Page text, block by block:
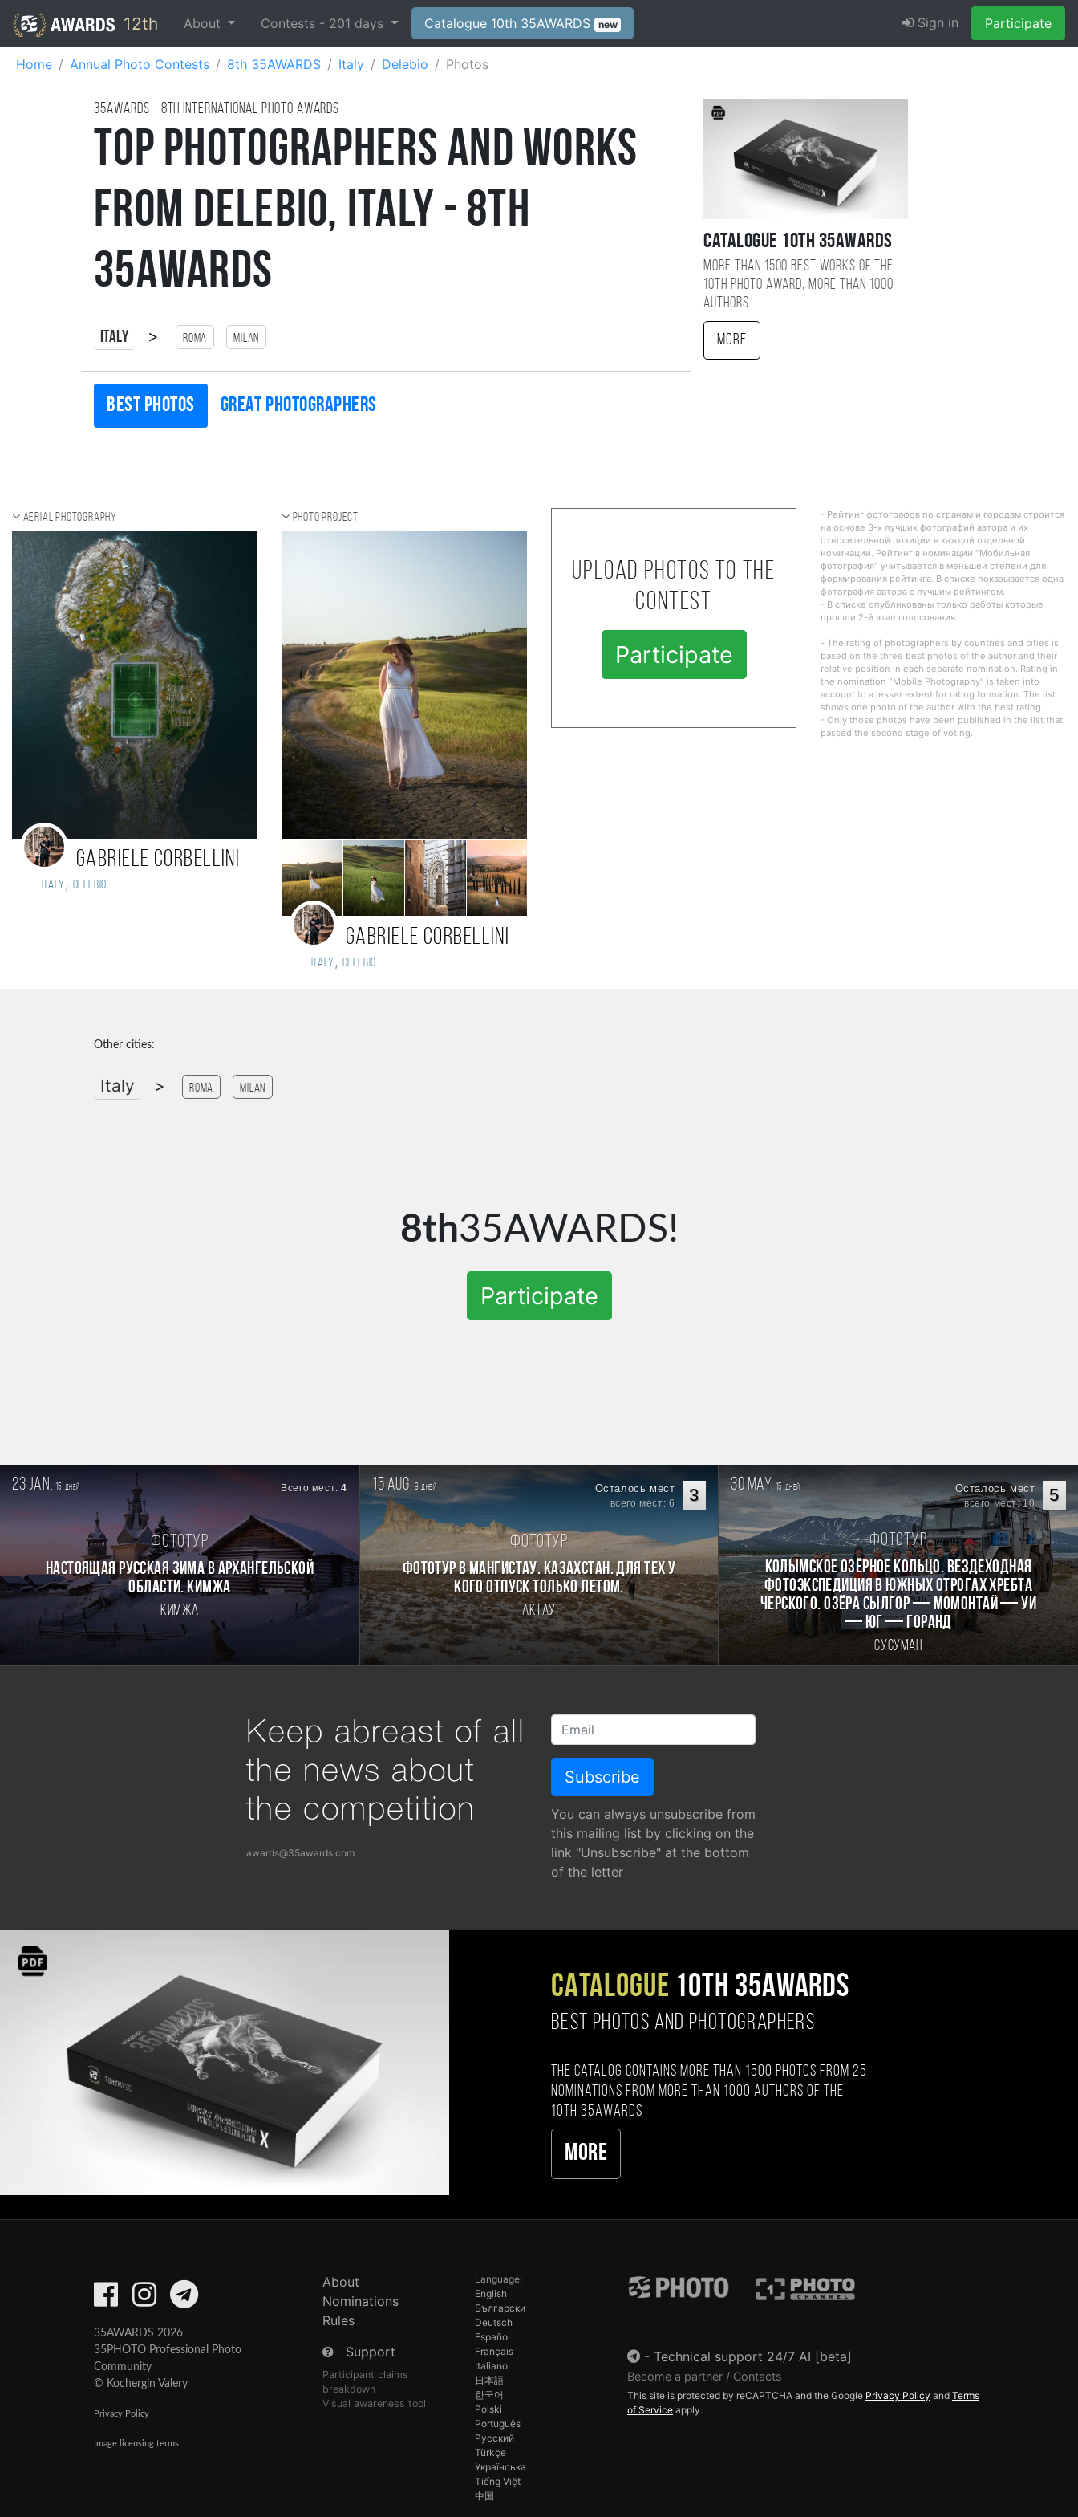
12th About Contests - 201 days Catalogue 10th 35AWARDS new Sign in Participate
Home Annual Photo Contests 8th 35AWARDS Italy Delebio Photos
35AWARDS - 8TH international photo awards
Top Photographers and Works
from Delebio, Italy - 8th
35AWARDS
Italy > Roma Milan
Best photos Great photographers
Catalogue 10TH 35AWARDS
More than 1500 best works of the
10TH photo award, more than 1000
authors
More
Aerial photography
Gabriele Corbellini
Italy , Delebio
Photo project
Gabriele Corbellini
Italy , Delebio
Upload photos to the
contest
Participate
- Рейтинг фотографов по странам и городам строится
на основе 3-х лучших фотографий автора и их
относительной позиции в каждой отдельной
номинации. Рейтинг в номинации "Мобильная
фотография" учитывается в меньшей степени для
формирования рейтинга. В списке показывается одна
фотография автора с лучшим рейтингом.
- В списке опубликованы только работы которые
прошли 2-й этап голосования.
- The rating of photographers by countries and cities is
based on the three best photos of the author and their
relative position in each separate nomination. Rating in
the nomination "Mobile Photography" is taken into
account to a lesser extent for rating formation. The list
shows one photo of the author with the best rating.
- Only those photos have been published in the list that
passed the second stage of voting.
Other cities:
Italy > Roma Milan
8th35AWARDS!
Participate
23 jan. 15 дней Всего мест:4
Фототур
Настоящая Русская зима в Архангельской
области. Кимжа
Кимжа
15 aug. 9дней 3
Осталось мест
всего мест: 6
Фототур
Фототур в Мангистау. Казахстан. Для тех у
кого отпуск только летом.
Актау
30 may.15дней 5
Осталось мест
всего мест: 10
Фототур
КОЛЫМСКОЕ ОЗЁРНОЕ КОЛЬЦО. Вездеходная
фотоэкспедиция в южных отрогах хребта
Черского. Озёра Сылгор — Момонтай — Уи
— Юг — Горанд
Сусуман
Keep abreast of all
the news about
the competition
awards@35awards.com
You can always unsubscribe from
this mailing list by clicking on the
link "Unsubscribe" at the bottom
of the letter
CATALOGUE 10TH 35AWARDS
BEST PHOTOS AND PHOTOGRAPHERS
The catalog contains more than 1500 photos from 25
nominations from more than 1000 authors of the
10th 35AWARDS
More
35AWARDS 2026
35PHOTO Professional Photo
Community
© Kochergin Valery
Privacy Policy
Image licensing terms
About
Nominations
Rules
Support
Participant claims
breakdown
Visual awareness tool
Language:
English
Български
Deutsch
Español
Français
Italiano
日本語
한국어
Polski
Português
Русский
Türkçe
Українська
Tiếng Việt
中国
- Technical support 24/7 AI [beta]
Become a partner / Contacts
This site is protected by reCAPTCHA and the Google Privacy Policy and Terms
of Service apply.